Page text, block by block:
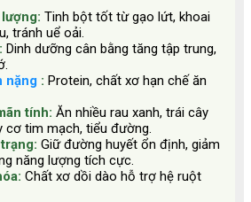
Tinh bột tốt từ gạo lứt, khoai
tránh uể oải.
Dinh dưỡng cân bằng tăng tập trung,
nặng : Protein, chất xơ hạn chế ăn
tính: Ăn nhiều rau xanh, trái cây
cơ tim mạch, tiểu đường.
Giữ đường huyết ổn định, giảm
năng lượng tích cực.
Chất xơ dồi dào hỗ trợ hệ ruột